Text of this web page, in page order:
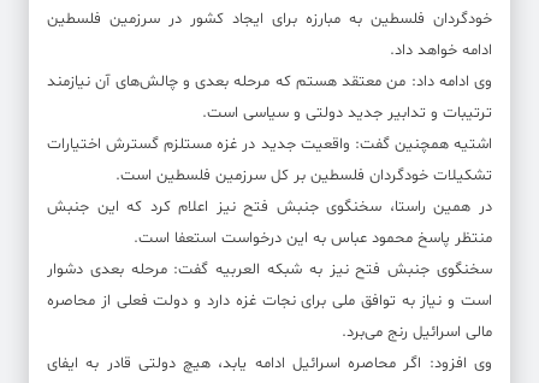
خودگردان فلسطین به مبارزه برای ایجاد کشور در سرزمین فلسطین
ادامه خواهد داد.
وی ادامه داد: من معتقد هستم که مرحله بعدی و چالش‌های آن نیازمند
ترتیبات و تدابیر جدید دولتی و سیاسی است.
اشتیه همچنین گفت: واقعیت جدید در غزه مستلزم گسترش اختیارات
تشکیلات خودگردان فلسطین بر کل سرزمین فلسطین است.
در همین راستا، سخنگوی جنبش فتح نیز اعلام کرد که این جنبش
منتظر پاسخ محمود عباس به این درخواست استعفا است.
سخنگوی جنبش فتح نیز به شبکه العربیه گفت: مرحله بعدی دشوار
است و نیاز به توافق ملی برای نجات غزه دارد و دولت فعلی از محاصره
مالی اسرائیل رنج می‌برد.
وی افزود: اگر محاصره اسرائیل ادامه یابد، هیچ دولتی قادر به ایفای